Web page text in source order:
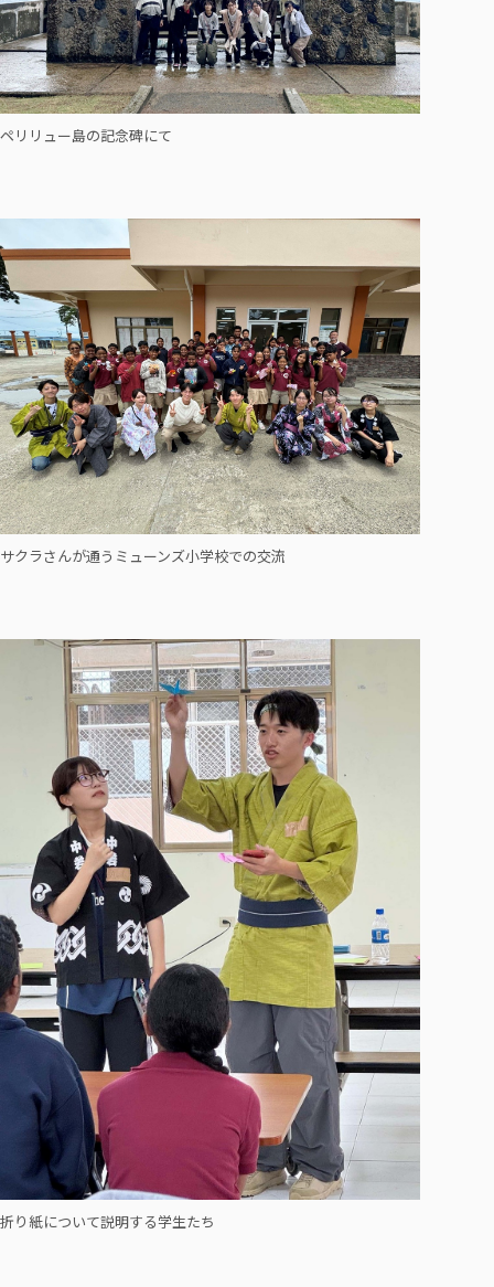
ペリリュー島の記念碑にて
サクラさんが通うミューンズ小学校での交流
折り紙について説明する学生たち